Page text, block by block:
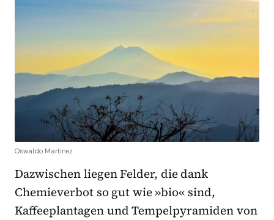
Oswaldo Martinez
Dazwischen liegen Felder, die dank
Chemieverbot so gut wie »bio« sind,
Kaffeeplantagen und Tempelpyramiden von